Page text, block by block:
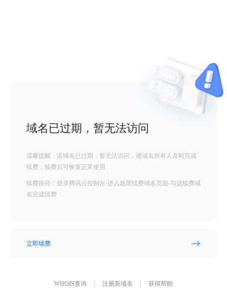
域名已过期，暂无法访问
温馨提醒：该域名已过期，暂无法访问，请域名所有人及时完成
续费，续费后可恢复正常使用
续费路径：登录腾讯云控制台-进入急需续费域名页面-勾选续费域
名完成续费
立即续费
WHOIS查询 注册新域名 获得帮助